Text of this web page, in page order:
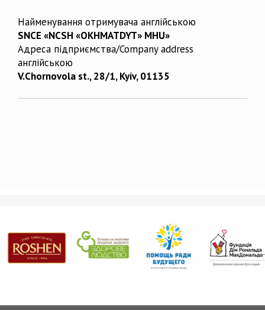
Найменування отримувача англійською
SNCE «NCSH «OKHMATDYT» MHU»
Адреса підприємства/Company address
англійською
V.Chornovola st., 28/1, Kyiv, 01135